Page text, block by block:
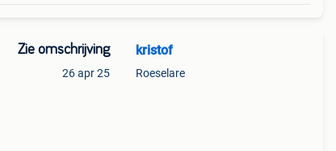
Zie omschrijving
26 apr 25
kristof
Roeselare